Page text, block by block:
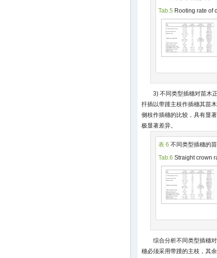
Tab.5 Rooting rate of
3) 不同类型插穗对苗木
扦插以带踵主枝作插穗其苗
侧枝作插穗的比较，具有显
极显著差异。
表 6 不同类型插穗的
Tab.6 Straight crown
综合分析不同类型插穗
穗必须采用带踵的主枝，其